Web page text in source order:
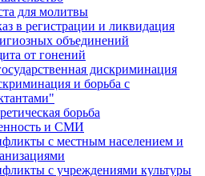
для молитвы
в регистрации и ликвидация
объединений
от гонений
дискриминация
и борьба с
борьба
и СМИ
с местным населением и
с учреждениями культуры